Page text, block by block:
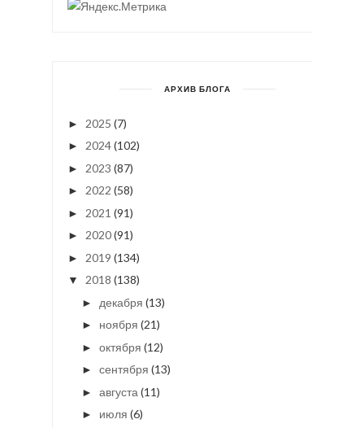
АРХИВ БЛОГА
► 2025 (7)
► 2024(102)
► 2023 (87)
► 2022 (58)
► 2021 (91)
► 2020(91)
► 2019 (134)
▼ 2018 (138)
► декабря (13)
► ноября (21)
► октября (12)
► сентября (13)
► августа (11)
► июля (6)